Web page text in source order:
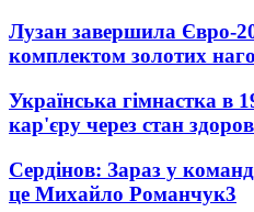
Лузан завершила Євро-
комплектом золотих
Українська гімнастка в
кар'єру через стан
Сердінов: Зараз у
це Михайло Романчук3